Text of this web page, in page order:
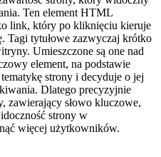
Ten element HTML
link, który po kliknięciu kieruje
Tagi tytułowe zazwyczaj krótko
Umieszczone są one nad
element, na podstawie
strony i decyduje o jej
Dlatego precyzyjnie
zawierający słowo kluczowe,
strony w
więcej użytkowników.